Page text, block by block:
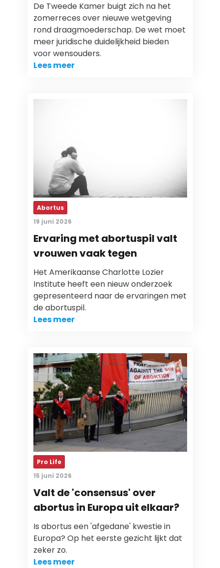
De Tweede Kamer buigt zich na het
zomerreces over nieuwe wetgeving
rond draagmoederschap. De wet moet
meer juridische duidelijkheid bieden
voor wensouders.
Lees meer
Abortus
19 juni 2026
Ervaring met abortuspil valt
vrouwen vaak tegen
Het Amerikaanse Charlotte Lozier
Institute heeft een nieuw onderzoek
gepresenteerd naar de ervaringen met
de abortuspil.
Lees meer
Pro Life
15 juni 2026
Valt de 'consensus' over
abortus in Europa uit elkaar?
Is abortus een 'afgedane' kwestie in
Europa? Op het eerste gezicht lijkt dat
zeker zo.
Lees meer